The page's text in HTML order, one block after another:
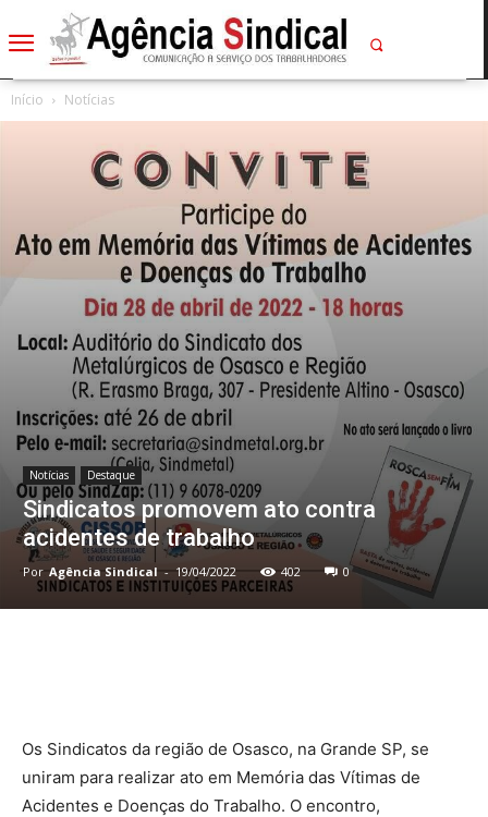
Início Notícias
Notícias Destaque
Sindicatos promovem ato contra
acidentes de trabalho
Por Agência Sindical - 19/04/2022 402 0
Os Sindicatos da região de Osasco, na Grande SP, se
uniram para realizar ato em Memória das Vítimas de
Acidentes e Doenças do Trabalho. O encontro,